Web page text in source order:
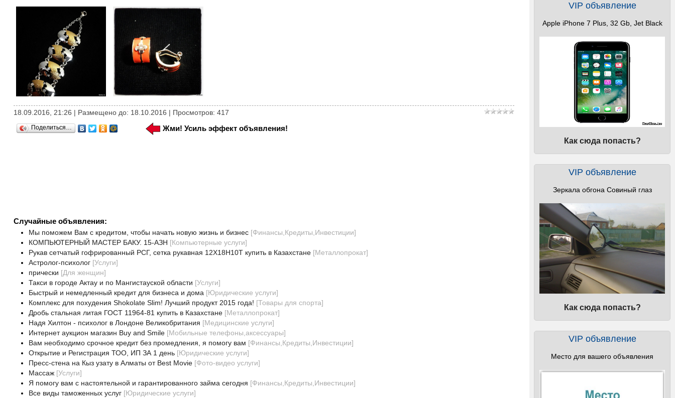
VIP объявление
Apple iPhone 7 Plus, 32 Gb, Jet Black
Как сюда попасть?
VIP объявление
Зеркала обгона Совиный глаз
Как сюда попасть?
VIP объявление
Место для вашего объявления
18.09.2016, 21:26 | Размещено до: 18.10.2016 | Просмотров: 417
Поделиться… Жми! Усиль эффект объявления!
Случайные объявления:
Мы поможем Вам с кредитом, чтобы начать новую жизнь и бизнес [Финансы,Кредиты,Инвестиции]
КОМПЬЮТЕРНЫЙ МАСТЕР БАКУ. 15-АЗН [Компьютерные услуги]
Рукав сетчатый гофрированный РСГ, сетка рукавная 12Х18Н10Т купить в Казахстане [Металлопрокат]
Астролог-психолог [Услуги]
прически [Для женщин]
Такси в городе Актау и по Мангистауской области [Услуги]
Быстрый и немедленный кредит для бизнеса и дома [Юридические услуги]
Комплекс для похудения Shokolate Slim! Лучший продукт 2015 года! [Товары для спорта]
Дробь стальная литая ГОСТ 11964-81 купить в Казахстане [Металлопрокат]
Надя Хилтон - психолог в Лондоне Великобритания [Медицинские услуги]
Интернет аукцион магазин Buy and Smile [Мобильные телефоны,аксессуары]
Вам необходимо срочное кредит без промедления, я помогу вам [Финансы,Кредиты,Инвестиции]
Открытие и Регистрация ТОО, ИП ЗА 1 день [Юридические услуги]
Пресс-стена на Кыз узату в Алматы от Best Movie [Фото-видео услуги]
Массаж [Услуги]
Я помогу вам с настоятельной и гарантированного займа сегодня [Финансы,Кредиты,Инвестиции]
Все виды таможенных услуг [Юридические услуги]